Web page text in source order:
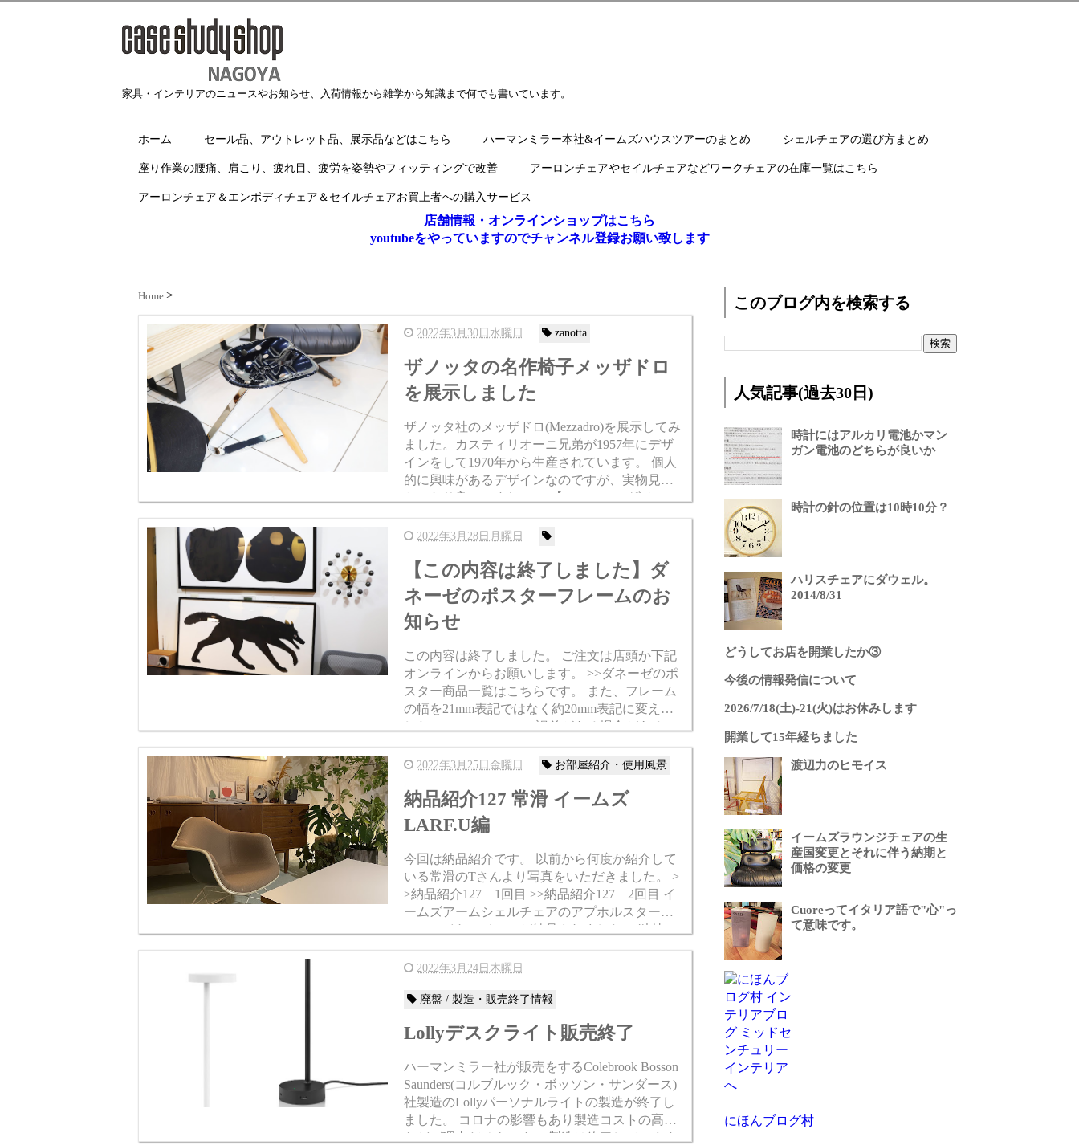
家具・インテリアのニュースやお知らせ、入荷情報から雑学から知識まで何でも書いています。
ホーム セール品、アウトレット品、展示品などはこちら ハーマンミラー本社&イームズハウスツアーのまとめ シェルチェアの選び方まとめ
座り作業の腰痛、肩こり、疲れ目、疲労を姿勢やフィッティングで改善 アーロンチェアやセイルチェアなどワークチェアの在庫一覧はこちら
アーロンチェア＆エンボディチェア＆セイルチェアお買上者への購入サービス
店舗情報・オンラインショップはこちら
youtubeをやっていますのでチャンネル登録お願い致します
Home
2022年3月30日水曜日 zanotta
ザノッタの名作椅子メッザドロ
を展示しました
ザノッタ社のメッザドロ(Mezzadro)を展示してみ
ました。カスティリオーニ兄弟が1957年にデザ
インをして1970年から生産されています。 個人
的に興味があるデザインなのですが、実物見る
とかなり良いですね。 >>【ZANOTTA/ザノッ
タ】メッザドロ MEZZAD...
2022年3月28日月曜日
【この内容は終了しました】ダ
ネーゼのポスターフレームのお
知らせ
この内容は終了しました。 ご注文は店頭か下記
オンラインからお願いします。 >>ダネーゼのポ
スター商品一覧はこちらです。 また、フレーム
の幅を21mm表記ではなく約20mm表記に変えま
した。 21mmと20mmで誤差がある場合があるの
で約20mm表記とします。 case...
2022年3月25日金曜日 お部屋紹介・使用風景
納品紹介127 常滑 イームズ
LARF.U編
今回は納品紹介です。 以前から何度か紹介して
いる常滑のTさんより写真をいただきました。 >
>納品紹介127 1回目 >>納品紹介127 2回目 イ
ームズアームシェルチェアのアプホルスター＆
ローワイヤーベースが納品されました。 独特の
カラーコンビネーションが...
2022年3月24日木曜日
廃盤 / 製造・販売終了情報
Lollyデスクライト販売終了
ハーマンミラー社が販売をするColebrook Bosson
Saunders(コルブルック・ボッソン・サンダース)
社製造のLollyパーソナルライトの製造が終了し
ました。 コロナの影響もあり製造コストの高騰
などが理由だそうです。 製造は終了しています
このブログ内を検索する
人気記事(過去30日)
時計にはアルカリ電池かマン
ガン電池のどちらが良いか
時計の針の位置は10時10分？
ハリスチェアにダウェル。
2014/8/31
どうしてお店を開業したか③
今後の情報発信について
2026/7/18(土)-21(火)はお休みします
開業して15年経ちました
渡辺力のヒモイス
イームズラウンジチェアの生
産国変更とそれに伴う納期と
価格の変更
Cuoreってイタリア語で"心"っ
て意味です。
にほんブログ村